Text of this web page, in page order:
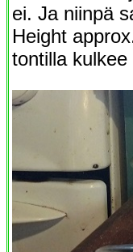
ei. Ja niinpä
Height
tontilla